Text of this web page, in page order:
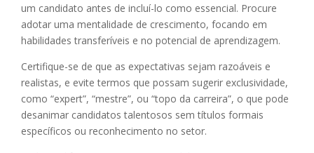
um candidato antes de incluí-lo como essencial. Procure
adotar uma mentalidade de crescimento, focando em
habilidades transferíveis e no potencial de aprendizagem.
Certifique-se de que as expectativas sejam razoáveis e
realistas, e evite termos que possam sugerir exclusividade,
como “expert”, “mestre”, ou “topo da carreira”, o que pode
desanimar candidatos talentosos sem títulos formais
específicos ou reconhecimento no setor.